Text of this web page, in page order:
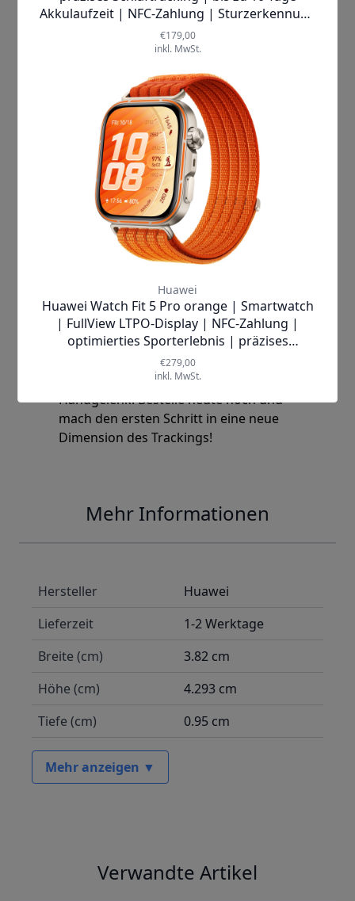
hast du deine Gesundheit und deinen
Alltag fest im Griff – egal ob beim
Sport, im Job oder in der Freizeit.
Vertraue auf die hochwertige
Verarbeitung und die fortschrittliche
Technologie von Huawei, einem
weltweit anerkannten Hersteller für
innovative Wearables. Zahlreiche
positive Nutzerbewertungen
bestätigen die Zuverlässigkeit und
Präzision der Watch Fit 5. Sie wurde
entwickelt, um dich bestmöglich zu
unterstützen und dir ein neues Level an
Komfort und Kontrolle zu schenken.
Worauf wartest du noch? Hol dir jetzt
dieHuawei Watch Fit 5und beginne
dein smartes Leben voller Energie,
Sicherheit und Stil! Erlebe selbst, wie
einfach es sein kann, gesund und fit zu
bleiben – direkt an deinem
Handgelenk. Bestelle heute noch und
mach den ersten Schritt in eine neue
Dimension des Trackings!
Mehr Informationen
Hersteller
Huawei
Lieferzeit
1-2 Werktage
Breite (cm)
3.82 cm
Höhe (cm)
4.293 cm
Tiefe (cm)
0.95 cm
Mehr anzeigen ▼
Verwandte Artikel